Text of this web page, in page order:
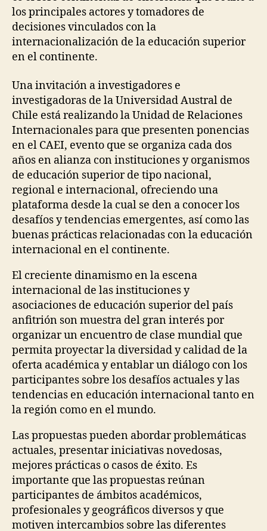
los principales actores y tomadores de
decisiones vinculados con la
internacionalización de la educación superior
en el continente.
Una invitación a investigadores e
investigadoras de la Universidad Austral de
Chile está realizando la Unidad de Relaciones
Internacionales para que presenten ponencias
en el CAEI, evento que se organiza cada dos
años en alianza con instituciones y organismos
de educación superior de tipo nacional,
regional e internacional, ofreciendo una
plataforma desde la cual se den a conocer los
desafíos y tendencias emergentes, así como las
buenas prácticas relacionadas con la educación
internacional en el continente.
El creciente dinamismo en la escena
internacional de las instituciones y
asociaciones de educación superior del país
anfitrión son muestra del gran interés por
organizar un encuentro de clase mundial que
permita proyectar la diversidad y calidad de la
oferta académica y entablar un diálogo con los
participantes sobre los desafíos actuales y las
tendencias en educación internacional tanto en
la región como en el mundo.
Las propuestas pueden abordar problemáticas
actuales, presentar iniciativas novedosas,
mejores prácticas o casos de éxito. Es
importante que las propuestas reúnan
participantes de ámbitos académicos,
profesionales y geográficos diversos y que
motiven intercambios sobre las diferentes